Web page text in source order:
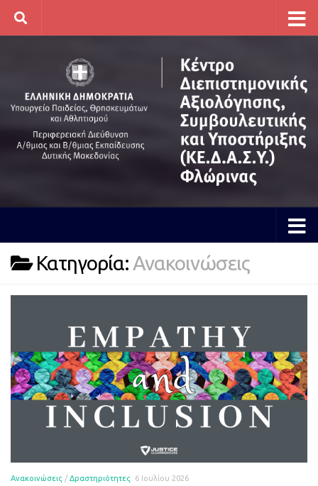
Skip to content
Κατηγορία: Ανακοινώσεις
Ανακοινώσεις / Δραστηριότητες 6 Ιουλίου 2026